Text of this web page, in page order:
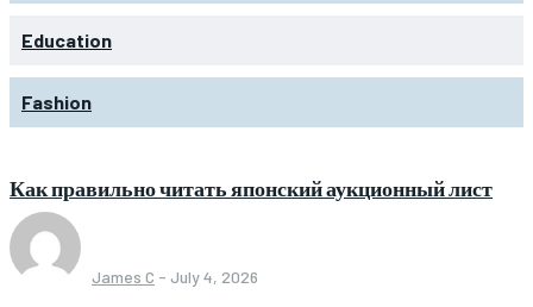
Education
Fashion
Как правильно читать японский аукционный лист
James C - July 4, 2026